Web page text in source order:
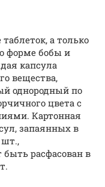
а только
форме бобы и
капсула
вещества,
однородный по
цвета с
Картонная
запаянных в
быть расфасован в